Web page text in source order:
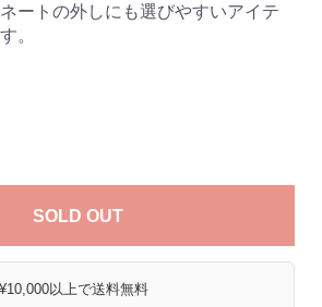
ートの外しにも選びやすいアイテ
。
SOLD OUT
以上で送料無料